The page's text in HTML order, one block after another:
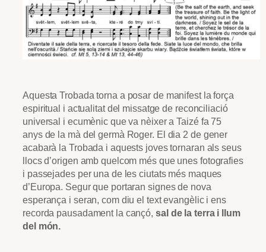
Aquesta Trobada torna a posar de manifest la força
espiritual i actualitat del missatge de reconciliació
universal i ecumènic que va nèixer a Taizé fa 75
anys de la mà del germà Roger. El dia 2 de gener
acabarà la Trobada i aquests joves tornaran als seus
llocs d’origen amb quelcom més que unes fotografies
i passejades per una de les ciutats més maques
d’Europa. Segur que portaran signes de nova
esperança i seran, com diu el text evangèlic i ens
recorda pausadament la cançó, sal de la terra i llum
del món.